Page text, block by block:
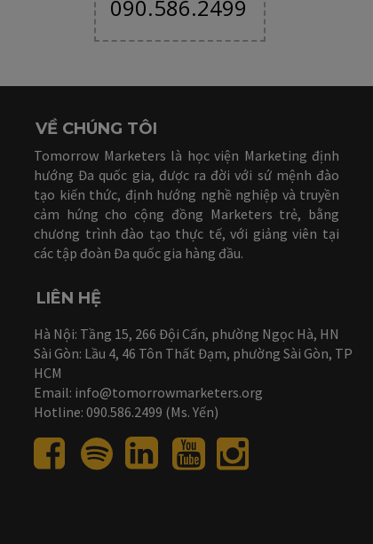
090.586.2499
VỀ CHÚNG TÔI
Tomorrow Marketers là học viện Marketing định
hướng Đa quốc gia, được ra đời với sứ mệnh đào
tạo kiến thức, định hướng nghề nghiệp và truyền
cảm hứng cho cộng đồng Marketers trẻ, bằng
chương trình đào tạo thực tế, với giảng viên tại
các tập đoàn Đa quốc gia hàng đầu.
Hà Nội: Tầng 15, 266 Đội Cấn, phường Ngọc Hà, HN
Sài Gòn: Lầu 4, 46 Tôn Thất Đạm, phường Sài Gòn, TP
HCM
Email: info@tomorrowmarketers.org
Hotline: 090.586.2499 (Ms. Yến)
LIÊN HỆ